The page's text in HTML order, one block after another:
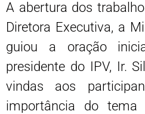
A abertura dos
Diretora Executiva, a
guiou a oração
presidente do IPV, Ir.
vindas aos
importância do